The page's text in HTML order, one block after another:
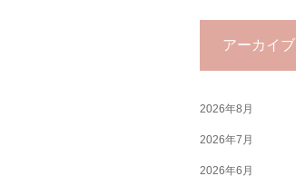
アーカイブ
2026年8月
2026年7月
2026年6月